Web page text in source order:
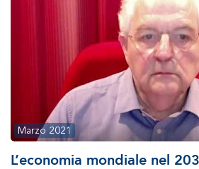
Marzo 2021
L’economia mondiale nel